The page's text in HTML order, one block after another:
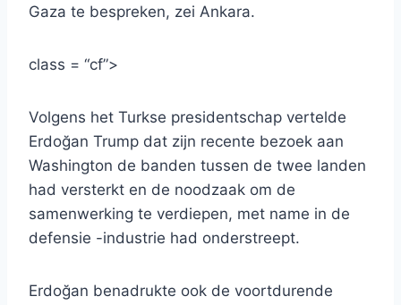
Gaza te bespreken, zei Ankara.
class = “cf”>
Volgens het Turkse presidentschap vertelde
Erdoğan Trump dat zijn recente bezoek aan
Washington de banden tussen de twee landen
had versterkt en de noodzaak om de
samenwerking te verdiepen, met name in de
defensie -industrie had onderstreept.
Erdoğan benadrukte ook de voortdurende